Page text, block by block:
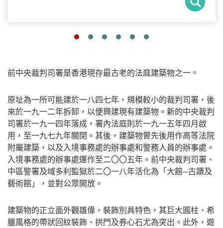
前中央裁判司署是香港現存最古老的法庭建築物之一。
原址為一所可能建於一八四七年，規模較小的裁判司署，後
來於一九一二年拆卸，以便興建現有建築物。新的中央裁判
司署於一九一四年落成，署內法庭則於一九一五年四月啟
用，至一九七九年關閉。其後，建築物曾先後用作高等法院
附屬建築，以及入境事務處的辦事處和警務人員的辦事處。
入境事務處的辦事處運作至二〇〇五年。前中央裁判司署、
中區警署及域多利監獄於二〇一八年活化為「大館─古蹟及
藝術館」，並對公眾開放。
建築物的正立面外觀雄偉，裝飾別具特色，其巨大圓柱、希
臘風格的帶狀回紋裝飾、拱門及券心石尤為突出。此外，遊